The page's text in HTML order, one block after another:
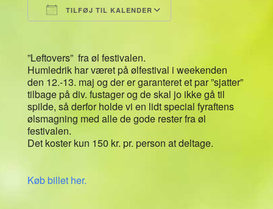
TILFØJ TIL KALENDER
”Leftovers” fra øl festivalen.
Humledrik har været på ølfestival i weekenden
den 12.-13. maj og der er garanteret et par ”sjatter”
tilbage på div. fustager og de skal jo ikke gå til
spilde, så derfor holde vi en lidt special fyraftens
ølsmagning med alle de gode rester fra øl
festivalen.
Det koster kun 150 kr. pr. person at deltage.
Køb billet her.